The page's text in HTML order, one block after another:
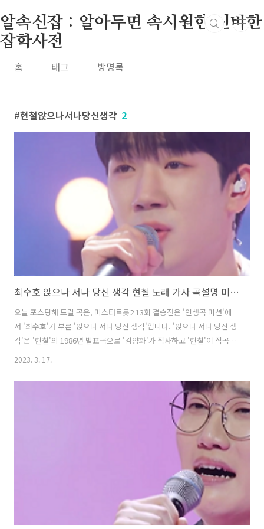
알속신잡 : 알아두면 속시원한 신비한
잡학사전
홈 태그 방명록
현철앉으나서나당신생각 2
최수호 앉으나 서나 당신 생각 현철 노래 가사 곡설명 미스터트롯2 5위
오늘 포스팅해 드릴 곡은, 미스터트롯2 13회 결승전은 '인생곡 미션'에
서 '최수호'가 부른 '앉으나 서나 당신 생각'입니다. '앉으나 서나 당신 생
각'은 '현철'의 1986년 발표곡으로 '김양화'가 작사하고 '현철'이 작곡했
습니다. '최수호'는 일본에서 태어나 국악만 바라보며 10대 생활을 보냈
지 생각에 마음이 아팠다며 진심을 담은 무대로 감동을 더했고 최종 5위
에 올랐습니다. * 앉으나 서나 당신 생각 - 최수호 / 현철 가사 앉으나 서
나 당신 생각 앉으나 서나 당신 생각 떠오르는 당신 모습 피할 길이 없어
라 가지 말라고 애원했건만 못본체 떠나버린 너 소리쳐 불러도 아무 소용
이 없어라 앉으나 서나 당신 생각 앉으나 서나 당신 생각..
2023. 3. 17.